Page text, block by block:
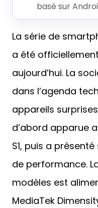
basé sur
La série de
a été
aujourd’hui. La
dans l’agenda
appareils
d’abord apparue
S1, puis a
de performance.
modèles est
MediaTek